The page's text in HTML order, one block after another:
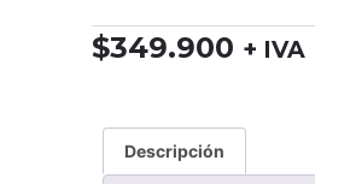
$349.900 + IVA
Descripción